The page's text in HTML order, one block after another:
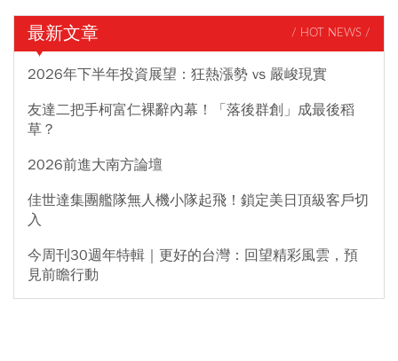
最新文章 / HOT NEWS /
2026年下半年投資展望：狂熱漲勢 vs 嚴峻現實
友達二把手柯富仁裸辭內幕！「落後群創」成最後稻
草？
2026前進大南方論壇
佳世達集團艦隊無人機小隊起飛！鎖定美日頂級客戶切
入
今周刊30週年特輯｜更好的台灣：回望精彩風雲，預
見前瞻行動